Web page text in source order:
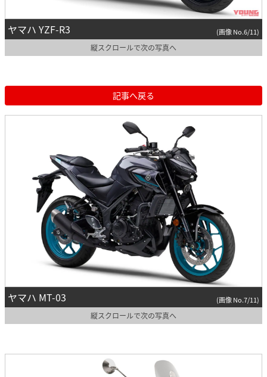
ヤマハ YZF-R3 (画像 No.6/11)
縦スクロールで次の写真へ
記事へ戻る
ヤマハ MT-03 (画像 No.7/11)
縦スクロールで次の写真へ